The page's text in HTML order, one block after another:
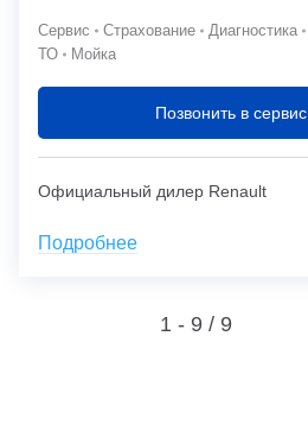
Сервис Страхование Диагностика
ТО
Мойка
Позвонить в сервис
Официальный дилер Renault
Подробнее
1 - 9 / 9